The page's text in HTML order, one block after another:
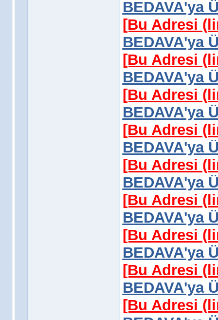
BEDAVA'ya
[Bu Adresi
BEDAVA'ya
[Bu Adresi
BEDAVA'ya
[Bu Adresi
BEDAVA'ya
[Bu Adresi
BEDAVA'ya
[Bu Adresi
BEDAVA'ya
[Bu Adresi
BEDAVA'ya
[Bu Adresi
BEDAVA'ya
[Bu Adresi
BEDAVA'ya
[Bu Adresi